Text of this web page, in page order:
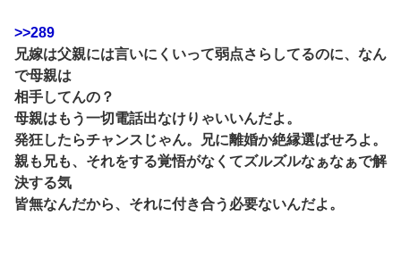
>>289
兄嫁は父親には言いにくいって弱点さらしてるのに、なん
で母親は
相手してんの？
母親はもう一切電話出なけりゃいいんだよ。
発狂したらチャンスじゃん。兄に離婚か絶縁選ばせろよ。
親も兄も、それをする覚悟がなくてズルズルなぁなぁで解
決する気
皆無なんだから、それに付き合う必要ないんだよ。